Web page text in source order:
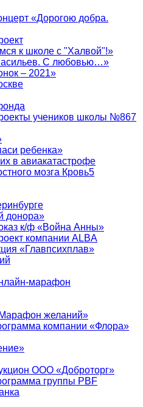
«Дорогою добра.
к школе с "Халвой"!»
С любовью…»
– 2021»
учеников школы №867
ребенка»
в авиакатастрофе
мозга Кровь5
донора»
к/ф «Война Анны»
компании ALBA
«Главпсихплав»
желаний»
компании «Флора»
ООО «Доброторг»
группы PBF